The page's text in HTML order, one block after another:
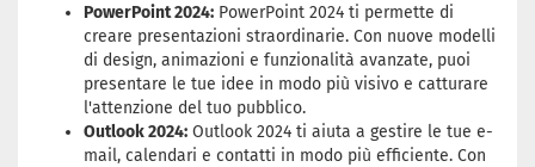
PowerPoint 2024: PowerPoint 2024 ti permette di
creare presentazioni straordinarie. Con nuove modelli
di design, animazioni e funzionalità avanzate, puoi
presentare le tue idee in modo più visivo e catturare
l'attenzione del tuo pubblico.
Outlook 2024: Outlook 2024 ti aiuta a gestire le tue e-
mail, calendari e contatti in modo più efficiente. Con